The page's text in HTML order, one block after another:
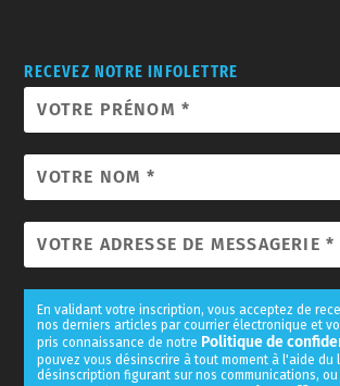
RECEVEZ NOTRE INFOLETTRE
En validant votre inscription, vous acceptez de
nos derniers articles par courrier électronique et
pris connaissance de notre Politique de
pouvez vous désinscrire à tout moment à l'aide du
désinscription figurant sur nos communications, ou